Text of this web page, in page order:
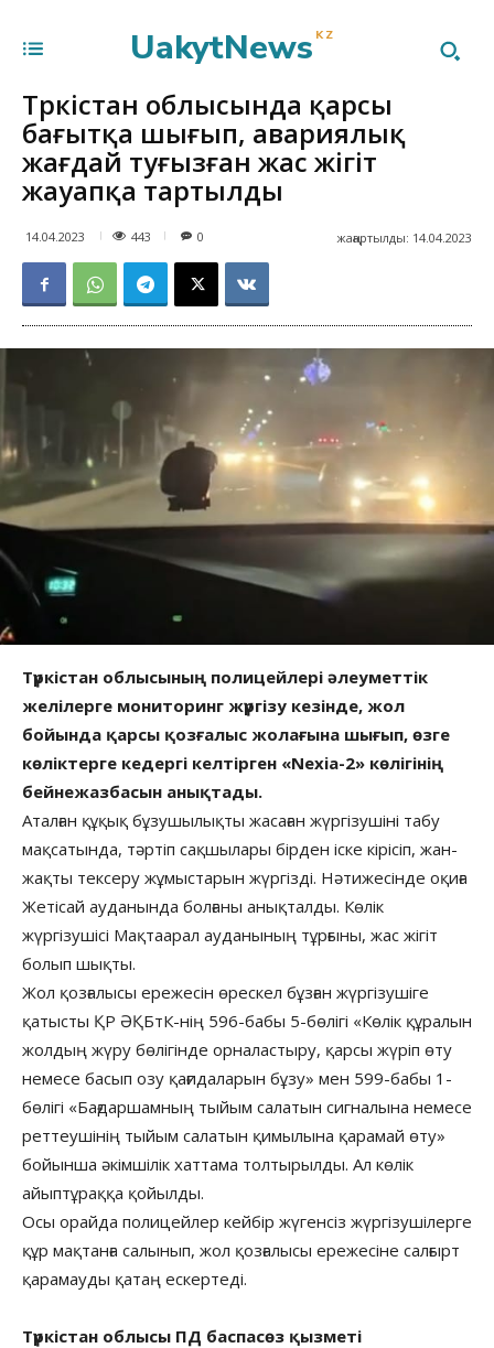
UakytNews KZ
Түркістан облысында қарсы
бағытқа шығып, авариялық
жағдай туғызған жас жігіт
жауапқа тартылды
14.04.2023 443 жаңартылды: 14.04.2023
0
Түркістан облысының полицейлері әлеуметтік
желілерге мониторинг жүргізу кезінде, жол
бойында қарсы қозғалыс жолағына шығып, өзге
көліктерге кедергі келтірген «Nexia-2» көлігінің
бейнежазбасын анықтады.
Аталған құқық бұзушылықты жасаған жүргізушіні табу
мақсатында, тәртіп сақшылары бірден іске кірісіп, жан-
жақты тексеру жұмыстарын жүргізді. Нәтижесінде оқиға
Жетісай ауданында болғаны анықталды. Көлік
жүргізушісі Мақтаарал ауданының тұрғыны, жас жігіт
болып шықты.
Жол қозғалысы ережесін өрескел бұзған жүргізушіге
қатысты ҚР ӘҚБтК-нің 596-бабы 5-бөлігі «Көлiк құралын
жолдың жүру бөлiгiнде орналастыру, қарсы жүрiп өту
немесе басып озу қағидаларын бұзу» мен 599-бабы 1-
бөлігі «Бағдаршамның тыйым салатын сигналына немесе
реттеушiнiң тыйым салатын қимылына қарамай өту»
бойынша әкімшілік хаттама толтырылды. Ал көлік
айыптұраққа қойылды.
Осы орайда полицейлер кейбір жүгенсіз жүргізушілерге
құр мақтанға салынып, жол қозғалысы ережесіне салғырт
қарамауды қатаң ескертеді.
Түркістан облысы ПД баспасөз қызметі